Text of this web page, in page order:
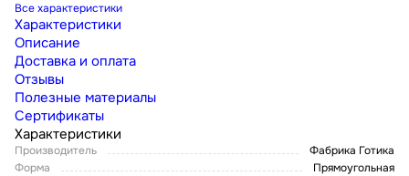
Все характеристики
Характеристики
Описание
Доставка и оплата
Отзывы
Полезные материалы
Сертификаты
Характеристики
Производитель
Фабрика Готика
Форма
Прямоугольная